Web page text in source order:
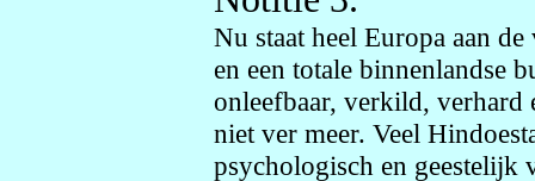
Nu staat heel Europa aan
en een totale binnenlandse
onleefbaar, verkild, verhard
niet ver meer. Veel
psychologisch en geestelijk